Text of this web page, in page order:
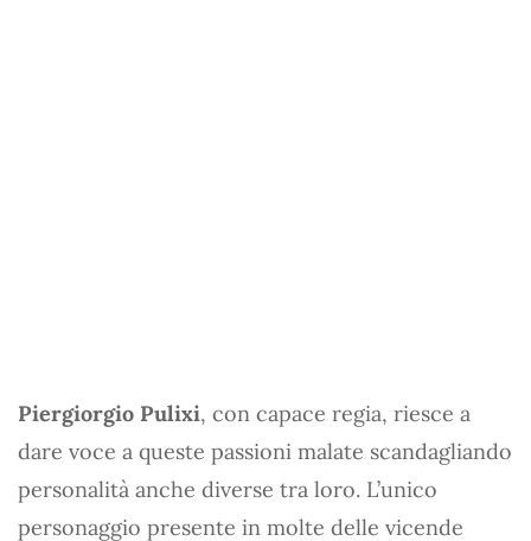
Piergiorgio Pulixi, con capace regia, riesce a
dare voce a queste passioni malate scandagliando
personalità anche diverse tra loro. L’unico
personaggio presente in molte delle vicende